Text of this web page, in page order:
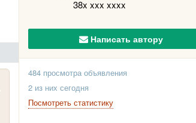
38x xxx xxxx
Написать автору
484 просмотра объявления
2 из них сегодня
Посмотреть статистику